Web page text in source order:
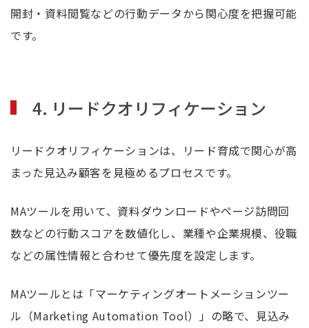
開封・資料閲覧などの行動データから関心度を把握可能
です。
4. リードクオリフィケーション
リードクオリフィケーションは、リード育成で関心が高
まった見込み顧客を見極めるプロセスです。
MAツールを用いて、資料ダウンロードやページ訪問回
数などの行動スコアを数値化し、業種や企業規模、役職
などの属性情報と合わせて優先度を設定します。
MAツールとは「マーケティングオートメーションツー
ル（Marketing Automation Tool）」の略で、見込み